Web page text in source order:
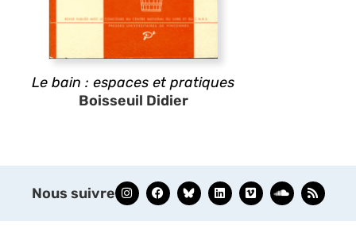
Le bain : espaces et pratiques
Boisseuil Didier
Nous suivre